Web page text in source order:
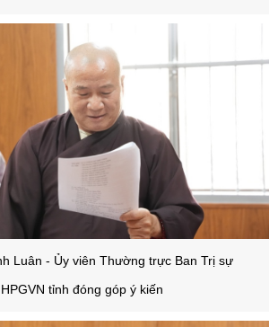
Luân - Ủy viên Thường trực Ban Trị sự
tỉnh đóng góp ý kiến